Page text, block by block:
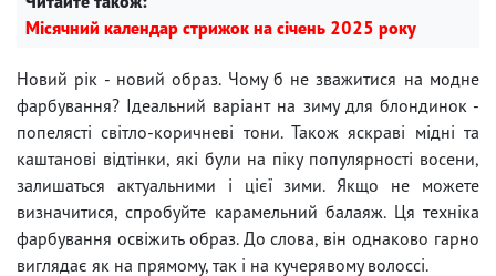
Місячний календар стрижок на січень 2025 року
Новий рік - новий образ. Чому б не зважитися на модне
фарбування? Ідеальний варіант на зиму для блондинок -
попелясті світло-коричневі тони. Також яскраві мідні та
каштанові відтінки, які були на піку популярності восени,
залишаться актуальними і цієї зими. Якщо не можете
визначитися, спробуйте карамельний балаяж. Ця техніка
фарбування освіжить образ. До слова, він однаково гарно
виглядає як на прямому, так і на кучерявому волоссі.